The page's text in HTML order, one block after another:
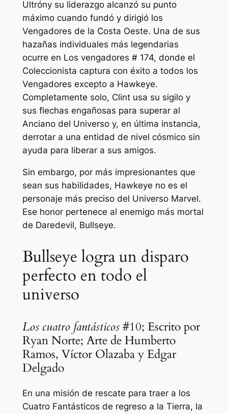
Ultróny su liderazgo alcanzó su punto
máximo cuando fundó y dirigió los
Vengadores de la Costa Oeste. Una de sus
hazañas individuales más legendarias
ocurre en Los vengadores # 174, donde el
Coleccionista captura con éxito a todos los
Vengadores excepto a Hawkeye.
Completamente solo, Clint usa su sigilo y
sus flechas engañosas para superar al
Anciano del Universo y, en última instancia,
derrotar a una entidad de nivel cósmico sin
ayuda para liberar a sus amigos.
Sin embargo, por más impresionantes que
sean sus habilidades, Hawkeye no es el
personaje más preciso del Universo Marvel.
Ese honor pertenece al enemigo más mortal
de Daredevil, Bullseye.
Bullseye logra un disparo
perfecto en todo el
universo
Los cuatro fantásticos#10; Escrito por
Ryan Norte; Arte de Humberto
Ramos, Víctor Olazaba y Edgar
Delgado
En una misión de rescate para traer a los
Cuatro Fantásticos de regreso a la Tierra, la